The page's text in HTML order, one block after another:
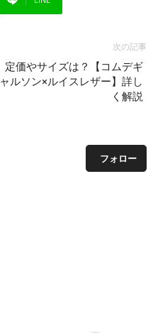
次の記事
定価やサイズは？【コムデギ
ャルソン×ルイスレザー】詳し
く解説
フォロー